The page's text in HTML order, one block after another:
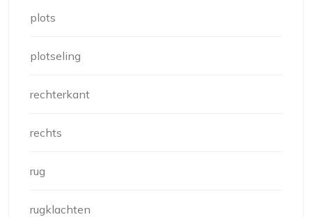
plots
plotseling
rechterkant
rechts
rug
rugklachten